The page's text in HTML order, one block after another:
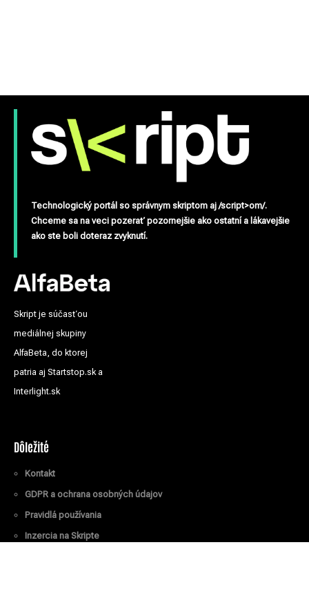
Technologický portál so správnym skriptom aj /script>om/.
Chceme sa na veci pozerať pozornejšie ako ostatní a lákavejšie
ako ste boli doteraz zvyknutí.
Skript je súčasťou
mediálnej skupiny
AlfaBeta, do ktorej
patria aj Startstop.sk a
Interlight.sk
Dôležité
Kontakt
GDPR a ochrana osobných údajov
Pravidlá používania
Inzercia na Skripte